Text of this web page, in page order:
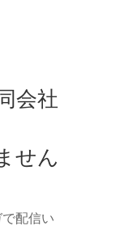
会社
せん
配信い